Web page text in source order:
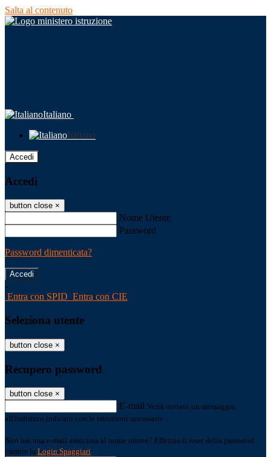
Salta al contenuto
Italiano
Italiano
Accedi
Accedi
button close ×
Nome Utente
Password
Password dimenticata?
-
Entra con SPID Entra con CIE
Seleziona utente
button close ×
Recupero password
button close ×
E-mail Verrà inviato un messaggio
all'indirizzo indicato con le istruzioni necessarie.
Non hai una e-mail associata al nome utente? Effettua il reset della password
tramite la Login Spaggiari